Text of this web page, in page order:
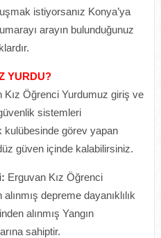
istiyorsanız Konya’ya
arayın bulunduğunuz
YURDU?
Kız Öğrenci Yurdumuz giriş ve
sistemleri
kulübesinde görev yapan
güven içinde kalabilirsiniz.
Erguvan Kız Öğrenci
depreme dayanıklılık
alınmış Yangın
sahiptir.